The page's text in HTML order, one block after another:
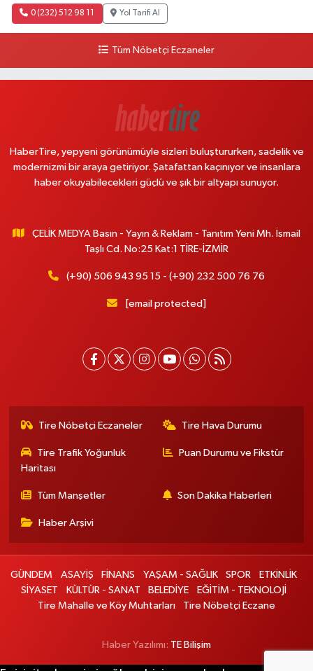
0 (232) 512 98 11 Yol Tarifi Al
Tüm Nöbetçi Eczaneler
HaberTire, yepyeni görünümüyle sizleri buluştururken, sadelik ve
modernizmi bir araya getiriyor. Şatafattan kaçınıyor ve insanlara
haber okuyabilecekleri güçlü ve şık bir altyapı sunuyor.
ÇELİK MEDYA Basın - Yayın & Reklam - Tanıtım Yeni Mh. İsmail
Taşlı Cd. No:25 Kat:1 TİRE-İZMİR
(+90) 506 943 95 15 - (+90) 232 500 76 76
[email protected]
Tire Nöbetçi Eczaneler Tire Hava Durumu
Tire Trafik Yoğunluk
Haritası
Puan Durumu ve Fikstür
Tüm Manşetler Son Dakika Haberleri
Haber Arşivi
GÜNDEM ASAYİŞ FİNANS YAŞAM - SAĞLIK SPOR
ETKİNLİK
SİYASET
KÜLTÜR - SANAT BELEDİYE
EĞİTİM - TEKNOLOJİ
Tire Mahalle ve Köy Muhtarları
Tire Nöbetçi Eczane
Haber Yazılımı: TE Bilişim